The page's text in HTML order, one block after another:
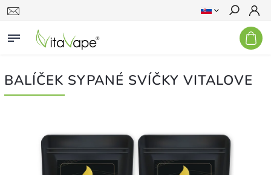
Hľadať
BALÍČEK SYPANÉ SVÍČKY VITALOVE